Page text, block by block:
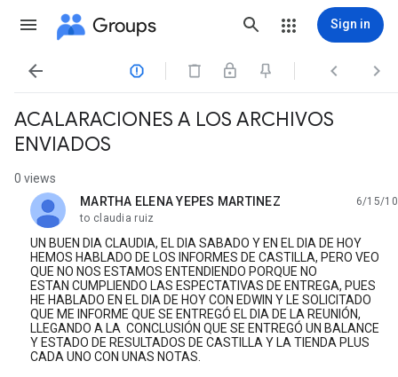
Groups Sign in
   
ACALARACIONES A LOS ARCHIVOS
ENVIADOS
0 views
MARTHA ELENA YEPES MARTINEZ
unread,
6/15/10
to claudia ruiz
UN BUEN DIA CLAUDIA, EL DIA SABADO Y EN EL DIA DE HOY
HEMOS HABLADO DE LOS INFORMES DE CASTILLA, PERO VEO
QUE NO NOS ESTAMOS ENTENDIENDO PORQUE NO
ESTAN CUMPLIENDO LAS ESPECTATIVAS DE ENTREGA, PUES
HE HABLADO EN EL DIA DE HOY CON EDWIN Y LE SOLICITADO
QUE ME INFORME QUE SE ENTREGÓ EL DIA DE LA REUNIÓN,
LLEGANDO A LA CONCLUSIÓN QUE SE ENTREGÓ UN BALANCE
Y ESTADO DE RESULTADOS DE CASTILLA Y LA TIENDA PLUS
CADA UNO CON UNAS NOTAS.